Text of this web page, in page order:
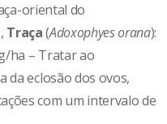
oriental do
Traça(Adoxophyes orana):
ha – Tratar ao
da eclosão dos ovos,
com um intervalo de